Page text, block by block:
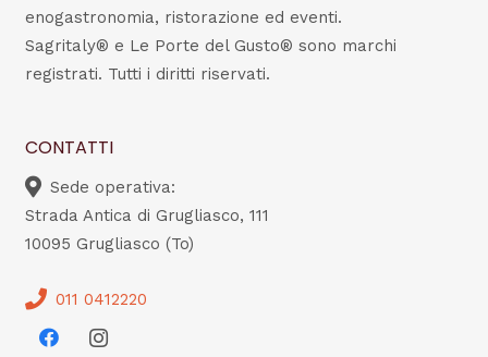
enogastronomia, ristorazione ed eventi.
Sagritaly® e Le Porte del Gusto® sono marchi
registrati. Tutti i diritti riservati.
CONTATTI
Sede operativa:
Strada Antica di Grugliasco, 111
10095 Grugliasco (To)
011 0412220